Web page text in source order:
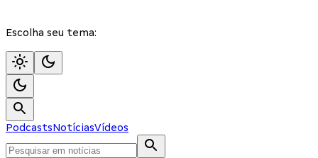
Escolha seu tema:
PodcastsNotíciasVídeos